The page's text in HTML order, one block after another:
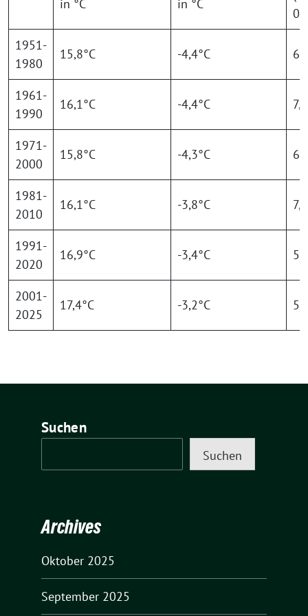
in °C
in °C
1951-
1980
15,8°C -4,4°C
1961-
1990
16,1°C -4,4°C
1971-
2000
15,8°C -4,3°C
1981-
2010
16,1°C -3,8°C
1991-
2020
16,9°C -3,4°C
2001-
2025
17,4°C -3,2°C
Suchen
Suchen
Archives
Oktober 2025
September 2025